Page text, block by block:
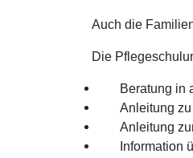
Auch die
Die
Beratung in
Anleitung
Anleitung
Information